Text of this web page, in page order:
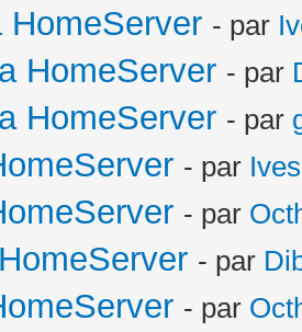
HomeServer - par
HomeServer - par
HomeServer - par
- par Ives
- par
- par
- par